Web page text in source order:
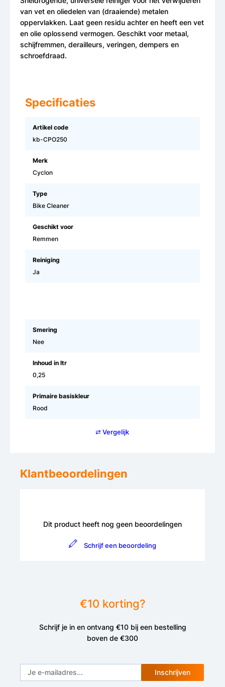
van vet en oliedelen van (draaiende) metalen
oppervlakken. Laat geen residu achter en heeft een vet
en olie oplossend vermogen. Geschikt voor metaal,
schijfremmen, derailleurs, veringen, dempers en
schroefdraad.
Specificaties
Artikel code
kb-CPO250
Merk
Cyclon
Type
Bike Cleaner
Geschikt voor
Remmen
Reiniging
Ja
Smering
Nee
Inhoud in ltr
0,25
Primaire basiskleur
Rood
⇄ Vergelijk
Klantbeoordelingen
Dit product heeft nog geen beoordelingen
Schrijf een beoordeling
€10 korting?
Schrijf je in en ontvang €10 bij een bestelling
boven de €300
Inschrijven